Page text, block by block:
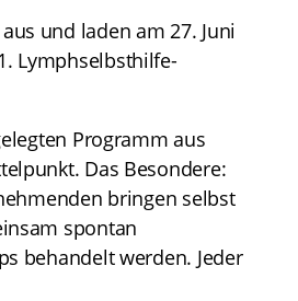
und laden am 27. Juni
Lymphselbsthilfe-
Programm aus
Das Besondere:
bringen selbst
spontan
behandelt werden. Jeder